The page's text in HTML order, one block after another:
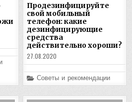
Продезинфицируйте
свой мобильный
телефон: какие
дезинфицирующие
средства
действительно хороши?
27.08.2020
Posted
in
Советы и рекомендации